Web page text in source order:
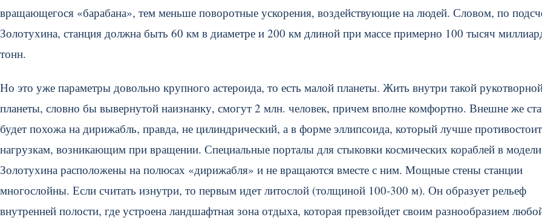
вращающегося «барабана», тем меньше поворотные ускорения, воздействующие на людей. Словом, по
Золотухина, станция должна быть 60 км в диаметре и 200 км длиной при массе примерно 100 тысяч
тонн.
Но это уже параметры довольно крупного астероида, то есть малой планеты. Жить внутри такой
планеты, словно бы вывернутой наизнанку, смогут 2 млн. человек, причем вполне комфортно. Внешне же
будет похожа на дирижабль, правда, не цилиндрический, а в форме эллипсоида, который лучше противостоит
нагрузкам, возникающим при вращении. Специальные порталы для стыковки космических кораблей в модели
Золотухина расположены на полюсах «дирижабля» и не вращаются вместе с ним. Мощные стены станции
многослойны. Если считать изнутри, то первым идет литослой (толщиной 100-300 м). Он образует рельеф
внутренней полости, где устроена ландшафтная зона отдыха, которая превзойдет своим разнообразием